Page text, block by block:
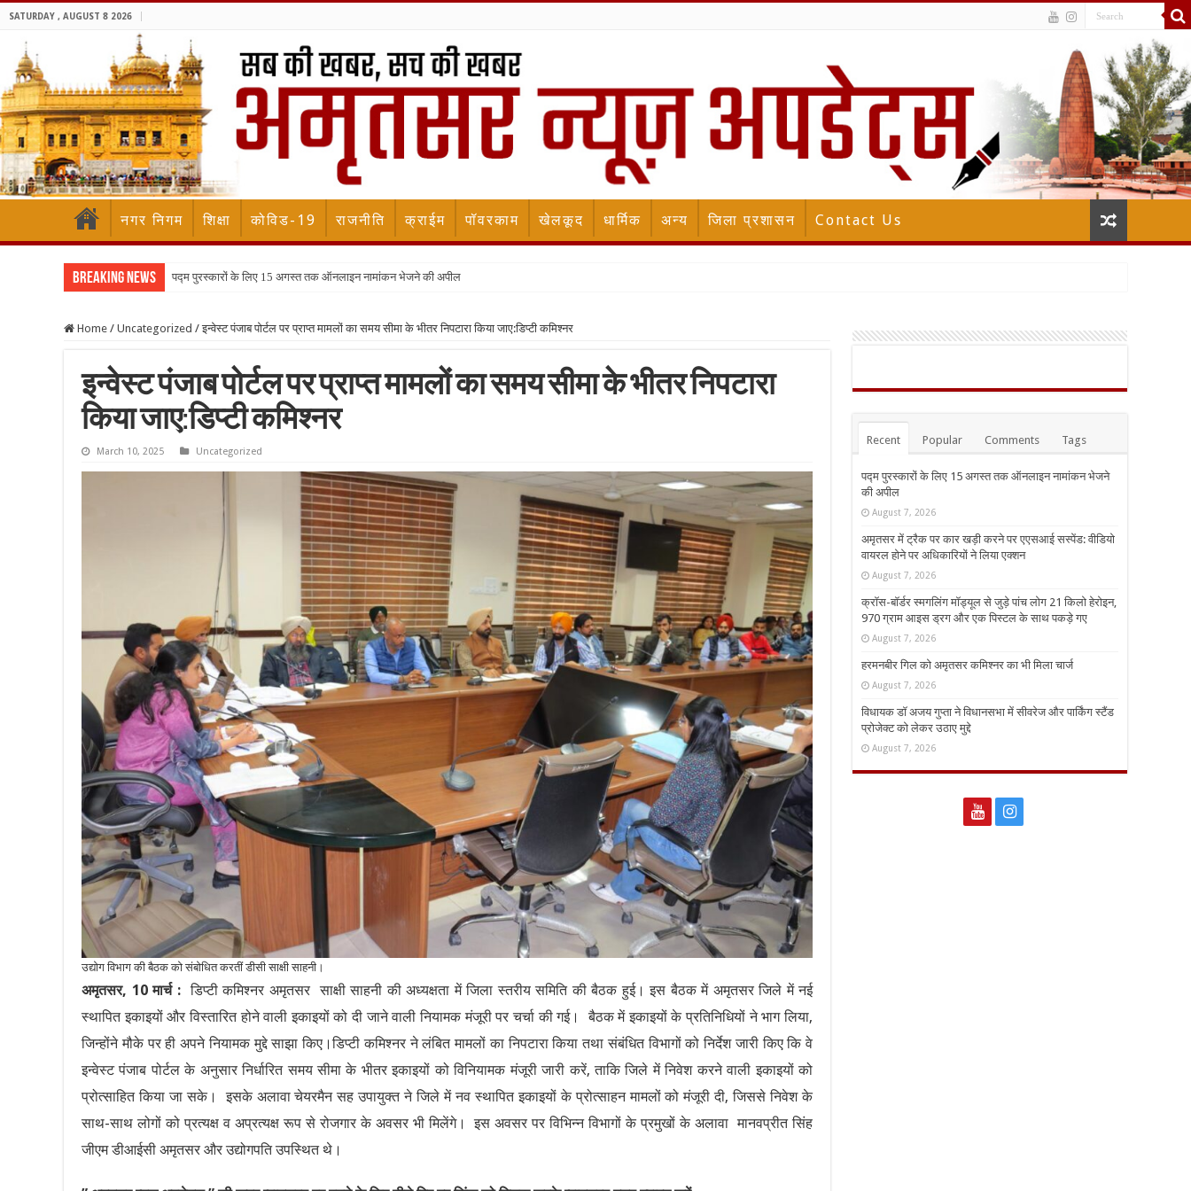
SATURDAY , AUGUST 8 2026
नगर निगम शिक्षा कोविड-19 राजनीति क्राईम पॉवरकाम खेलकूद धार्मिक अन्य जिला प्रशासन Contact Us
Breaking News पद्म पुरस्कारों के लिए 15 अगस्त तक ऑनलाइन नामांकन भेजने की अपील
Home / Uncategorized / इन्वेस्ट पंजाब पोर्टल पर प्राप्त मामलों का समय सीमा के भीतर निपटारा किया जाए:डिप्टी कमिश्नर
इन्वेस्ट पंजाब पोर्टल पर प्राप्त मामलों का समय सीमा के भीतर निपटारा
किया जाए:डिप्टी कमिश्नर
March 10, 2025 Uncategorized
उद्योग विभाग की बैठक को संबोधित करतीं डीसी साक्षी साहनी।
अमृतसर, 10 मार्च :डिप्टी कमिश्नर अमृतसर साक्षी साहनी की अध्यक्षता में जिला स्तरीय समिति की बैठक हुई। इस बैठक में अमृतसर जिले में नई
स्थापित इकाइयों और विस्तारित होने वाली इकाइयों को दी जाने वाली नियामक मंजूरी पर चर्चा की गई। बैठक में इकाइयों के प्रतिनिधियों ने भाग लिया,
जिन्होंने मौके पर ही अपने नियामक मुद्दे साझा किए।डिप्टी कमिश्नर ने लंबित मामलों का निपटारा किया तथा संबंधित विभागों को निर्देश जारी किए कि वे
इन्वेस्ट पंजाब पोर्टल के अनुसार निर्धारित समय सीमा के भीतर इकाइयों को विनियामक मंजूरी जारी करें, ताकि जिले में निवेश करने वाली इकाइयों को
प्रोत्साहित किया जा सके। इसके अलावा चेयरमैन सह उपायुक्त ने जिले में नव स्थापित इकाइयों के प्रोत्साहन मामलों को मंजूरी दी, जिससे निवेश के
साथ-साथ लोगों को प्रत्यक्ष व अप्रत्यक्ष रूप से रोजगार के अवसर भी मिलेंगे। इस अवसर पर विभिन्न विभागों के प्रमुखों के अलावा मानवप्रीत सिंह
जीएम डीआईसी अमृतसर और उद्योगपति उपस्थित थे।
Recent Popular Comments Tags
पद्म पुरस्कारों के लिए 15 अगस्त तक ऑनलाइन नामांकन भेजने
की अपील
August 7, 2026
अमृतसर में ट्रैक पर कार खड़ी करने पर एएसआई सस्पेंड: वीडियो
वायरल होने पर अधिकारियों ने लिया एक्शन
August 7, 2026
क्रॉस-बॉर्डर स्मगलिंग मॉड्यूल से जुड़े पांच लोग 21 किलो हेरोइन,
970 ग्राम आइस ड्रग और एक पिस्टल के साथ पकड़े गए
August 7, 2026
हरमनबीर गिल को अमृतसर कमिश्नर का भी मिला चार्ज
August 7, 2026
विधायक डॉ अजय गुप्ता ने विधानसभा में सीवरेज और पार्किंग स्टैंड
प्रोजेक्ट को लेकर उठाए मुद्दे
August 7, 2026